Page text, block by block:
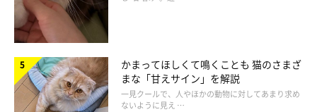
次にご紹介するのは、＠leechann0809さんの投稿。スコテッシ
ュフォールドのコウくんは、猫壱の脚付フードボウルＬサイズを
買ってもらいました。普段はよくこぼすコウくんでも、こぼさず
に食べることができたようです。
かまってほしくて鳴くことも 猫のさまざ
まな「甘えサイン」を解説
一見クールで、人やほかの動物に対してあまり求め
ないように見え …